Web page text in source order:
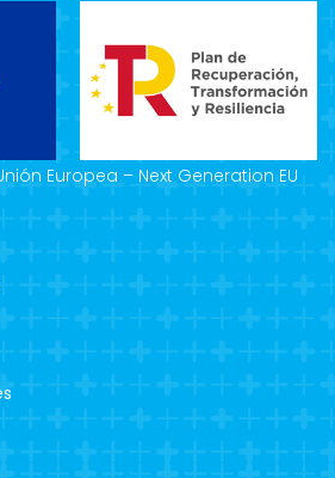
Europea – Next Generation EU